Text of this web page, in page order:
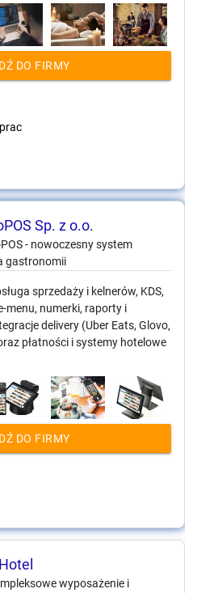
DO FIRMY
Sp. z o.o.
- nowoczesny system
gastronomii
sprzedaży i kelnerów, KDS,
menu, numerki, raporty i
delivery (Uber Eats, Glovo,
płatności i systemy hotelowe
DO FIRMY
wyposażenie i